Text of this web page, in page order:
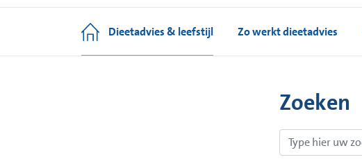
Dieetadvies & leefstijl Zo werkt dieetadvies
Zoeken